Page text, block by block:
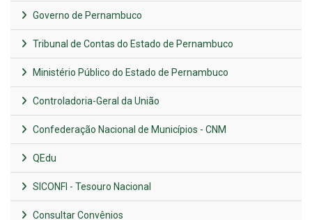
Governo de Pernambuco
Tribunal de Contas do Estado de Pernambuco
Ministério Público do Estado de Pernambuco
Controladoria-Geral da União
Confederação Nacional de Municípios - CNM
QEdu
SICONFI - Tesouro Nacional
Consultar Convênios